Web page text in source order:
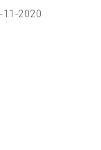
11-2020